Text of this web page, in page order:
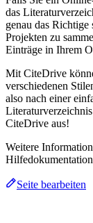
das
genau das
Projekten zu
Einträge in Ihrem
Mit CiteDrive
verschiedenen
also nach einer
CiteDrive aus!
Weitere
Seite bearbeiten